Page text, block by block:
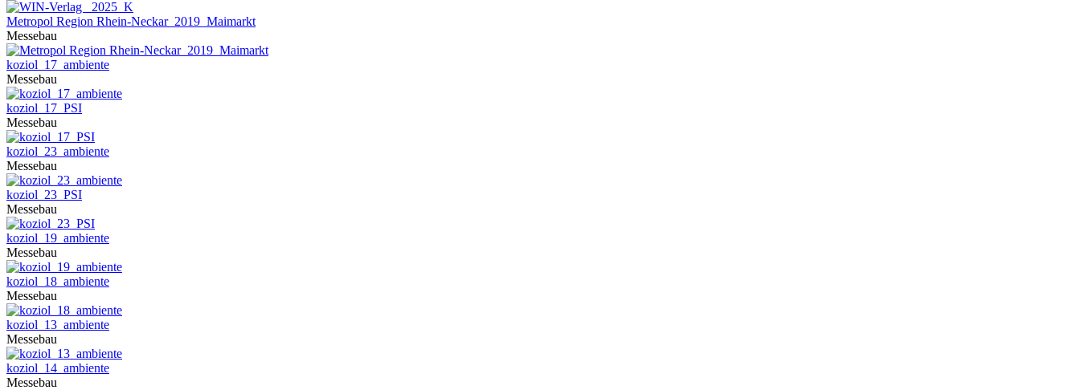
Metropol Region Rhein-Neckar_2019_Maimarkt
Messebau
koziol_17_ambiente
Messebau
koziol_17_PSI
Messebau
koziol_23_ambiente
Messebau
koziol_23_PSI
Messebau
koziol_19_ambiente
Messebau
koziol_18_ambiente
Messebau
koziol_13_ambiente
Messebau
koziol_14_ambiente
Messebau